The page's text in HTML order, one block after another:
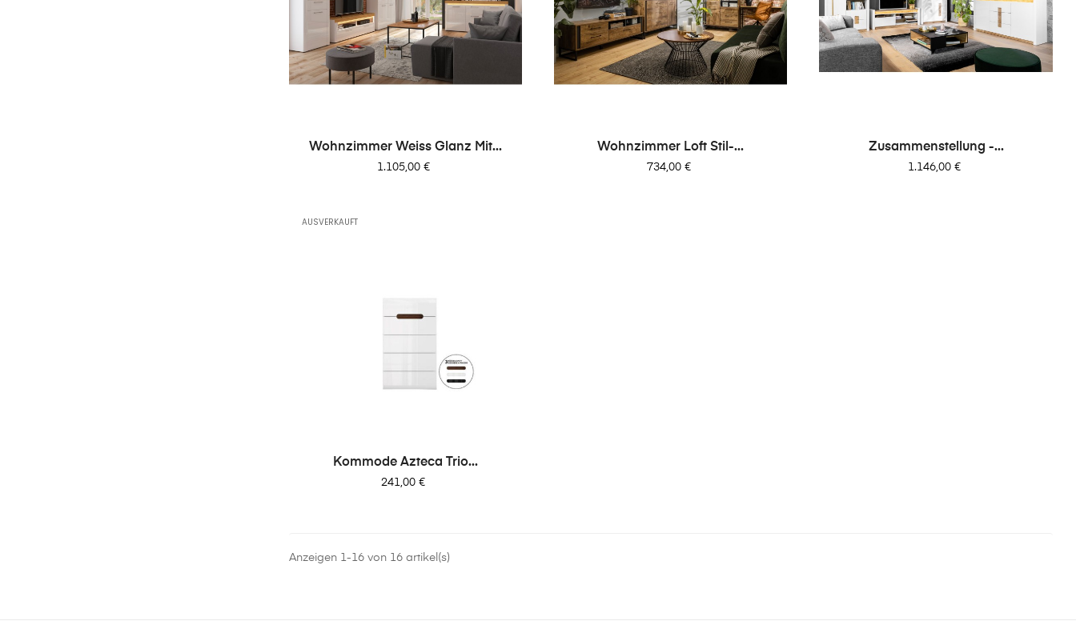
Wohnzimmer Weiss Glanz Mit...
Preis
1.105,00 €
Wohnzimmer Loft Stil-...
Preis
734,00 €
Zusammenstellung -...
Preis
1.146,00 €
AUSVERKAUFT
Kommode Azteca Trio...
Preis
241,00 €
Anzeigen 1-16 von 16 artikel(s)